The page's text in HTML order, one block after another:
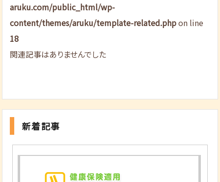
aruku.com/public_html/wp-
content/themes/aruku/template-related.phpon line
18
関連記事はありませんでした
新着記事